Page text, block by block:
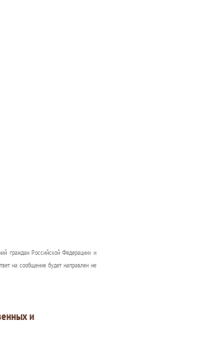
граждан Российской Федерации» и
на сообщение будет направлен не
и